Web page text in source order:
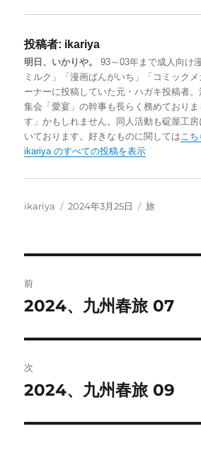
t
o
d
o
n
k
y
n
a
b
o
o
投稿者: ikariya
明日、いかりや。
93～03年まで成人向け
ミルク」「漫画ばんがいち」「コミック
ーナーに投稿していた元・ハガキ投稿者
集会「愛宴」の幹事も長らく務めており
す」かもしれません。同人活動も碇屋工
いております。好きなものに関しては こ
ikariya のすべての投稿を表示
投
ikariya
投
2024年3月25日
カ
旅
稿
ビ
ゲ
ー
前
前
投
稿:
2024、九州春旅 07
次
次
投
2024、九州春旅 09